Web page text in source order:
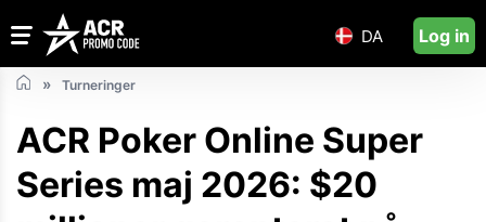
DA Log in
Turneringer
ACR Poker Online Super
Series maj 2026: $20